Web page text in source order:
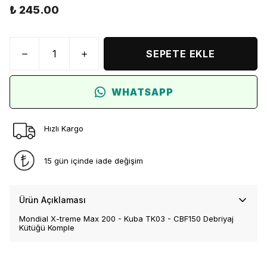
₺ 245.00
SEPETE EKLE
WHATSAPP
Hızlı Kargo
15 gün içinde iade değişim
Ürün Açıklaması
Mondial X-treme Max 200 - Kuba TK03 - CBF150 Debriyaj
Kütüğü Komple